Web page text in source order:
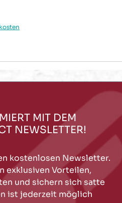
MIT DEM
NEWSLETTER!
kostenlosen Newsletter.
exklusiven Vorteilen,
und sichern sich satte
ist jederzeit möglich